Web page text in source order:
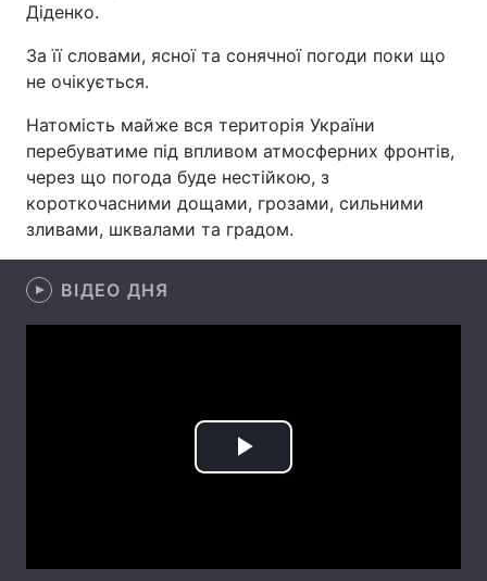
Економіка
Спорт
Техно і зв'язок Лайт
Зброя Інциденти
Здоров'я Туризм
Статті
Думки
Контакти
Діденко.
За її словами, ясної та сонячної погоди поки що
не очікується.
Натомість майже вся територія України
перебуватиме під впливом атмосферних фронтів,
через що погода буде нестійкою, з
короткочасними дощами, грозами, сильними
зливами, шквалами та градом.
ВІДЕО ДНЯ
Play